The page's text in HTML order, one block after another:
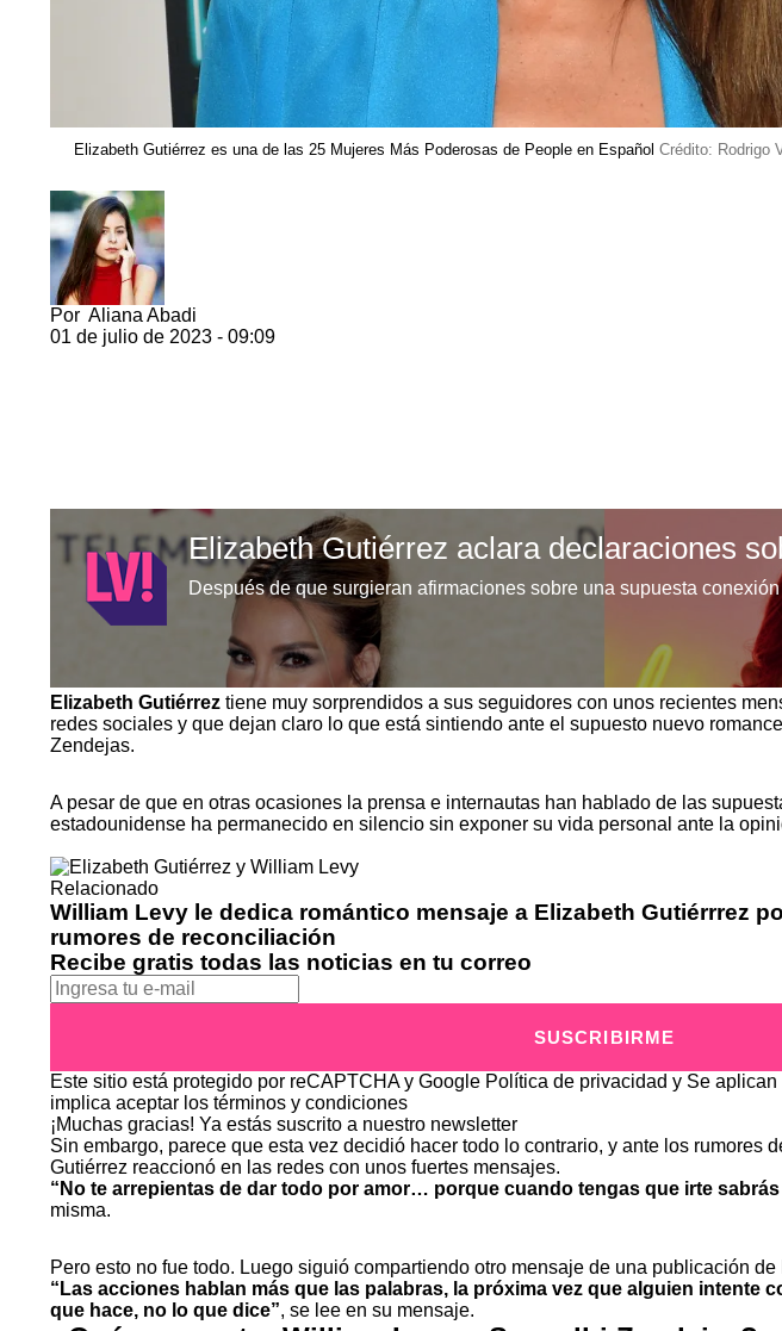
Elizabeth Gutiérrez es una de las 25 Mujeres Más Poderosas de People en Español Crédito: Rodrigo
Por Aliana Abadi
01 de julio de 2023 - 09:09
Elizabeth Gutiérrez tiene muy sorprendidos a sus seguidores con unos recientes
redes sociales y que dejan claro lo que está sintiendo ante el supuesto nuevo
Zendejas.
A pesar de que en otras ocasiones la prensa e internautas han hablado de las
estadounidense ha permanecido en silencio sin exponer su vida personal ante la
Relacionado
William Levy le dedica romántico mensaje a Elizabeth Gutiérrrez
rumores de reconciliación
Recibe gratis todas las noticias en tu correo
SUSCRIBIRME
Este sitio está protegido por reCAPTCHA y Google Política de privacidad y Se aplican
implica aceptar los términos y condiciones
¡Muchas gracias! Ya estás suscrito a nuestro newsletter
Sin embargo, parece que esta vez decidió hacer todo lo contrario, y ante los rumores
Gutiérrez reaccionó en las redes con unos fuertes mensajes.
“No te arrepientas de dar todo por amor… porque cuando tengas que irte
misma.
Pero esto no fue todo. Luego siguió compartiendo otro mensaje de una publicación
“Las acciones hablan más que las palabras, la próxima vez que alguien intente
que hace, no lo que dice”, se lee en su mensaje.